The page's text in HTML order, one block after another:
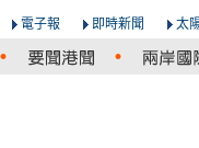
電子報 即時新聞 太